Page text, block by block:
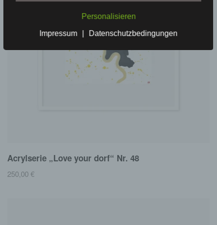
Acrylserie „Love your dorf“ Nr. 48
250,00€
Personalisieren
Impressum Datenschutzbedingungen